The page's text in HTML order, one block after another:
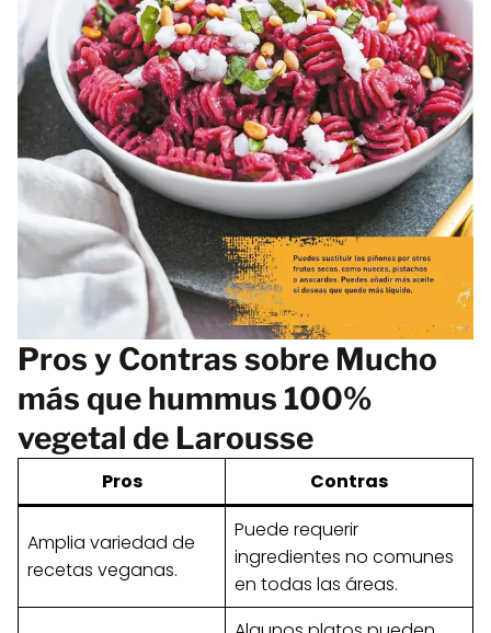
Pros y Contras sobre Mucho
más que hummus 100%
vegetal de Larousse
Pros Contras
Amplia variedad de
recetas veganas.
Puede requerir
ingredientes no comunes
en todas las áreas.